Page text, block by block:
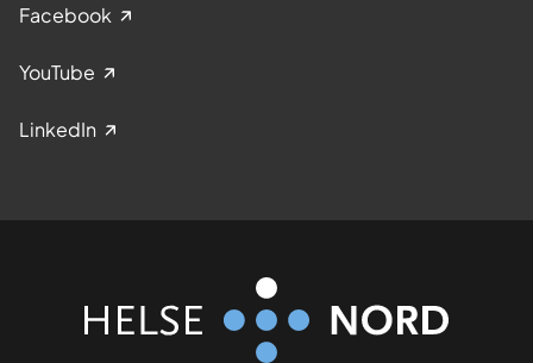
Facebook
YouTube
LinkedIn